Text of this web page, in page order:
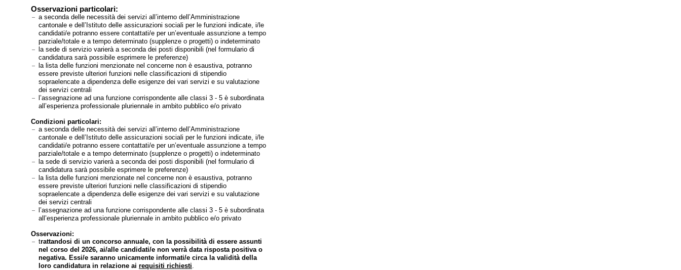
Osservazioni particolari:
a seconda delle necessità dei servizi all’interno dell’Amministrazione
cantonale e dell’Istituto delle assicurazioni sociali per le funzioni indicate, i/le
candidati/e potranno essere contattati/e per un’eventuale assunzione a tempo
parziale/totale e a tempo determinato (supplenze o progetti) o indeterminato
la sede di servizio varierà a seconda dei posti disponibili (nel formulario di
candidatura sarà possibile esprimere le preferenze)
la lista delle funzioni menzionate nel concerne non è esaustiva, potranno
essere previste ulteriori funzioni nelle classificazioni di stipendio
sopraelencate a dipendenza delle esigenze dei vari servizi e su valutazione
dei servizi centrali
l’assegnazione ad una funzione corrispondente alle classi 3 - 5 è subordinata
all’esperienza professionale pluriennale in ambito pubblico e/o privato
Condizioni particolari:
a seconda delle necessità dei servizi all’interno dell’Amministrazione
cantonale e dell’Istituto delle assicurazioni sociali per le funzioni indicate, i/le
candidati/e potranno essere contattati/e per un’eventuale assunzione a tempo
parziale/totale e a tempo determinato (supplenze o progetti) o indeterminato
la sede di servizio varierà a seconda dei posti disponibili (nel formulario di
candidatura sarà possibile esprimere le preferenze)
la lista delle funzioni menzionate nel concerne non è esaustiva, potranno
essere previste ulteriori funzioni nelle classificazioni di stipendio
sopraelencate a dipendenza delle esigenze dei vari servizi e su valutazione
dei servizi centrali
l’assegnazione ad una funzione corrispondente alle classi 3 - 5 è subordinata
all’esperienza professionale pluriennale in ambito pubblico e/o privato
Osservazioni:
trattandosi di un concorso annuale, con la possibilità di essere assunti
nel corso del 2026, ai/alle candidati/e non verrà data risposta positiva o
negativa. Essi/e saranno unicamente informati/e circa la validità della
loro candidatura in relazione ai requisiti richiesti.